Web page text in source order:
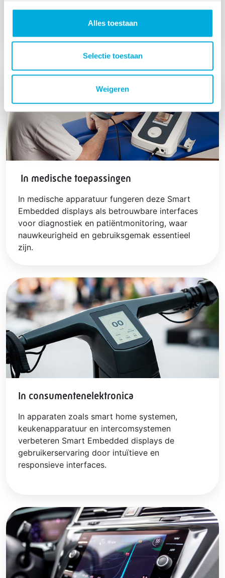
Alles toestaan
Selectie toestaan
Weigeren
besturen van machines en productieprocessen.
In medische toepassingen
In medische apparatuur fungeren deze Smart
Embedded displays als betrouwbare interfaces
voor diagnostiek en patiëntmonitoring, waar
nauwkeurigheid en gebruiksgemak essentieel
zijn.
In consumentenelektronica
In apparaten zoals smart home systemen,
keukenapparatuur en intercomsystemen
verbeteren Smart Embedded displays de
gebruikerservaring door intuïtieve en
responsieve interfaces.